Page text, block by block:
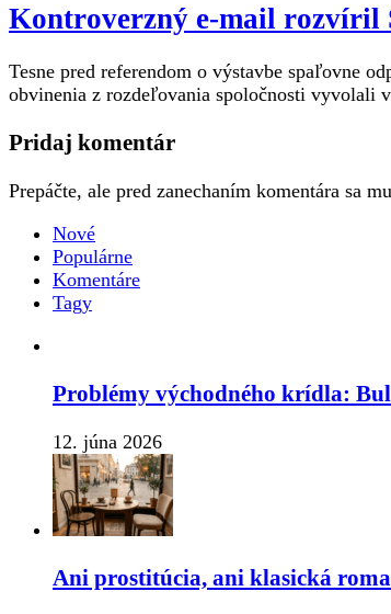
Kontroverzný e-mail rozvíril
Tesne pred referendom o výstavbe spaľovne
obvinenia z rozdeľovania spoločnosti vyvolali
Pridaj komentár
Prepáčte, ale pred zanechaním komentára sa
Nové
Populárne
Komentáre
Tagy
Problémy východného krídla:
12. júna 2026
Ani prostitúcia, ani klasická